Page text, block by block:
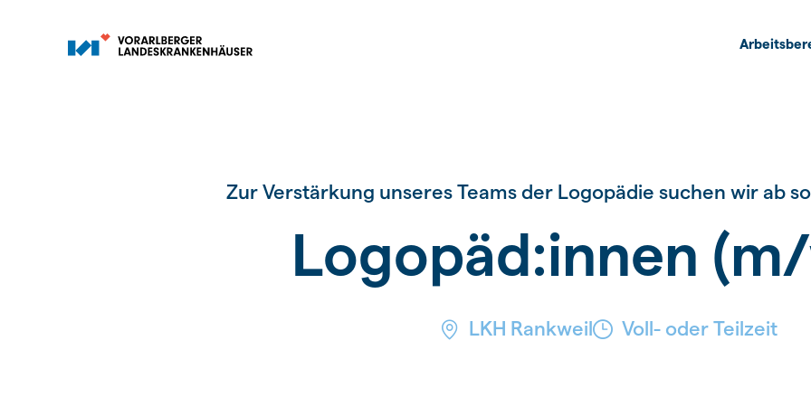
Zur Verstärkung unseres Teams der Logopädie suchen wir ab
Logopäd:innen
LKH Rankweil Voll- oder Teilzeit